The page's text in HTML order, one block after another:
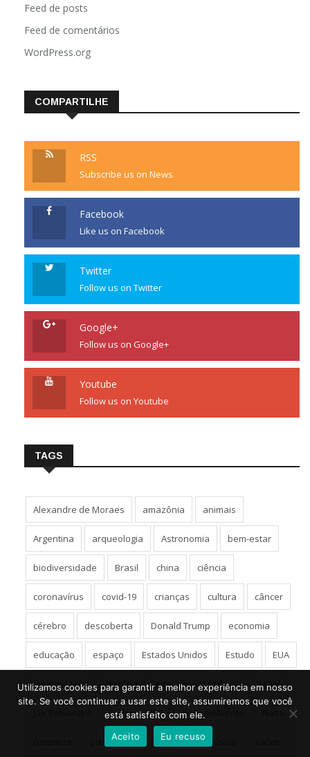
Feed de posts
Feed de comentários
WordPress.org
COMPARTILHE
RSS
Subscribe us on News
Facebook
Like us on Facebook
Twitter
Follow us on Twitter
Google+
Follow us on Google+
Youtube
Follow us on Youtube
TAGS
Alexandre de Moraes amazônia animais
Argentina arqueologia Astronomia bem-estar
biodiversidade Brasil china ciência
coronavírus covid-19 crianças cultura câncer
cérebro descoberta Donald Trump economia
educação espaço Estados Unidos Estudo EUA
governo Lula história inteligência artificial Israel
Lula MEC meio ambiente
pandemia pesquisa
Utilizamos cookies para garantir a melhor experiência em nosso
site. Se você continuar a usar este site, assumiremos que você
está satisfeito com ele.
Aceito
Eu recuso